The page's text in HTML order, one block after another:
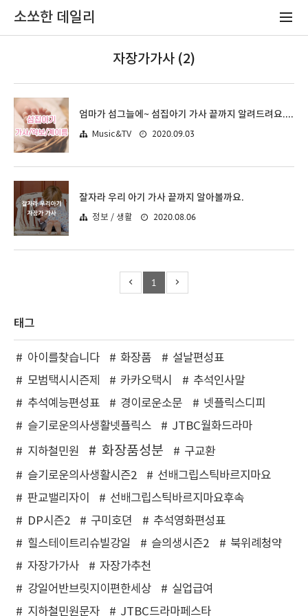
소쏘한 데일리
자장가가사 (2)
엄마가 섬그늘에~ 섬집아기 가사 끝까지 알려드려요.(가사/악보)
Music&TV 2020.09.03
잘자라 우리 아기 가사 끝까지 알아볼까요.
정보 / 생활 2020.08.06
1
태그
아이를찾습니다 화장품
설날편성표
모범택시시즌제
카카오택시
추석인사말
추석예능편성표
경이로운소문
넷플릭스디피
슬기로운의사생활넷플릭스
JTBC월화드라마
지하철민원
화장품성분
구교환
슬기로운의사생활시즌2
선배그립스틱바르지마요
판교밸리자이
선배그립스틱바르지마요후속
DP시즌2
구미호뎐
추석영화편성표
힐스테이트리슈빌강일
슬의생시즌2
북위례청약
자장가가사
자장가추천
강일어반브릿지이편한세상
실업급여
지하철민원문자
JTBC드라마페스타